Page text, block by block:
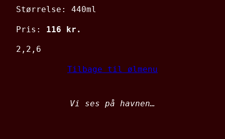
Størrelse: 440ml
Pris: 116 kr.
2,2,6
Tilbage til ølmenu
Vi ses på havnen…